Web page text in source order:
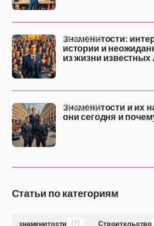
Знаменитости:
истории и
из жизни известных
25 дек 2025
Знаменитости и их
они сегодня и
22 дек 2025
Статьи по категориям
знаменитости (7) Строительство